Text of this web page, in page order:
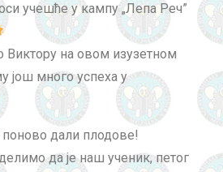
учешће у кампу „Лепа Реч”
Виктору на овом изузетном
још много успеха у
поново дали плодове!
да је наш ученик, петог